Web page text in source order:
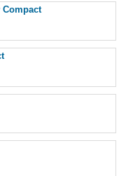
Compact